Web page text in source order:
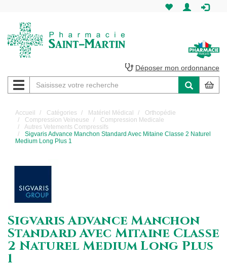
Martin
Pharmacie
Saint-
Martin
Déposer mon ordonnance
Navigation
Accueil Catégories Matériel Médical
Orthopédie
Compression Veineuse
Compression Medicale
Autres Vetements Compressifs
Sigvaris Advance Manchon Standard Avec Mitaine Classe 2 Naturel
Medium Long Plus 1
Sigvaris Advance Manchon
Standard Avec Mitaine Classe
2 Naturel Medium Long Plus
1